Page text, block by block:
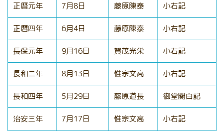
正暦元年 7月8日 藤原陳泰 小右記
正暦四年 6月4日 藤原陳泰 小右記
長保元年 9月16日 賀茂光栄 小右記
長和二年 8月13日 惟宗文高 小右記
長和四年 5月29日 藤原道長 御堂関白記
治安三年 7月17日 惟宗文高 小右記